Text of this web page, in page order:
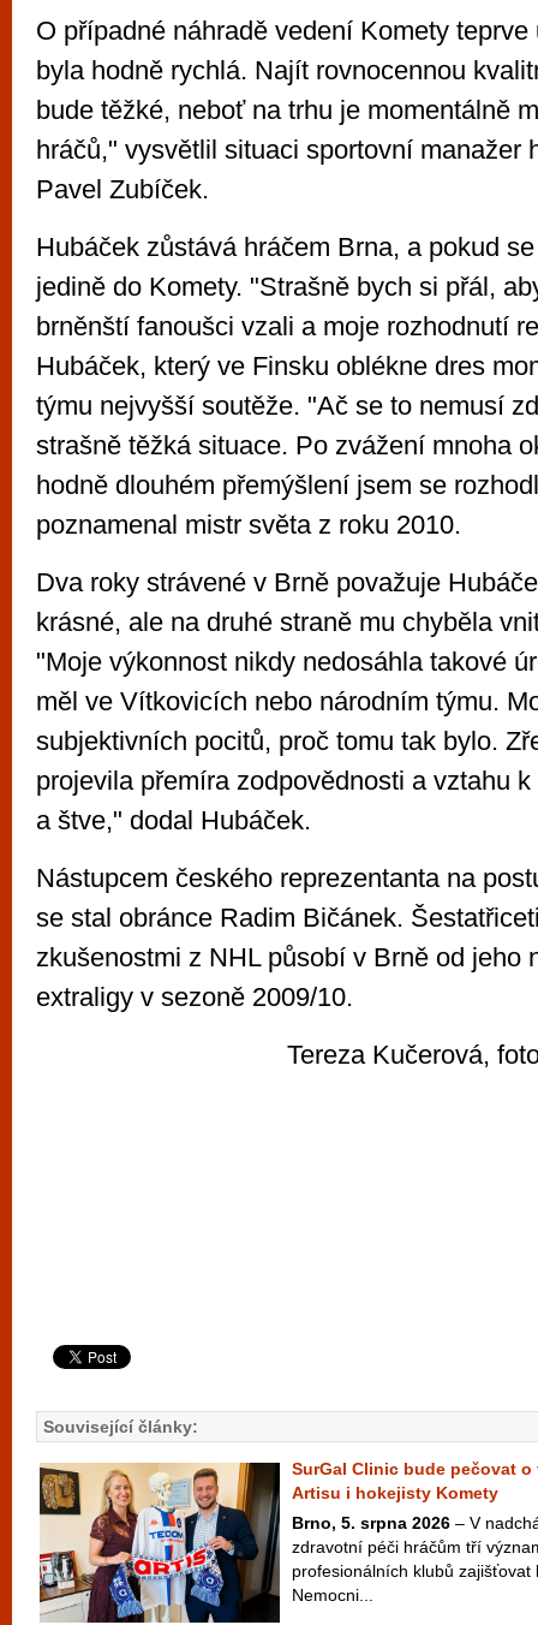
O případné náhradě vedení Komety
byla hodně rychlá. Najít rovnocennou
bude těžké, neboť na trhu je momentálně
hráčů," vysvětlil situaci sportovní manažer
Pavel Zubíček.
Hubáček zůstává hráčem Brna, a pokud
jedině do Komety. "Strašně bych si přál,
brněnští fanoušci vzali a moje rozhodnutí
Hubáček, který ve Finsku oblékne dres
týmu nejvyšší soutěže. "Ač se to nemusí
strašně těžká situace. Po zvážení mnoha
hodně dlouhém přemýšlení jsem se
poznamenal mistr světa z roku 2010.
Dva roky strávené v Brně považuje
krásné, ale na druhé straně mu chyběla
"Moje výkonnost nikdy nedosáhla takové
měl ve Vítkovicích nebo národním týmu.
subjektivních pocitů, proč tomu tak bylo.
projevila přemíra zodpovědnosti a vztahu
a štve," dodal Hubáček.
Nástupcem českého reprezentanta na
se stal obránce Radim Bičánek.
zkušenostmi z NHL působí v Brně od jeho
extraligy v sezoně 2009/10.
Tereza Kučerová,
Související články:
SurGal Clinic bude pečovat
Artisu i hokejisty Komety
Brno, 5. srpna 2026 – V
zdravotní péči hráčům tří
profesionálních klubů zajišťovat
Nemocni...